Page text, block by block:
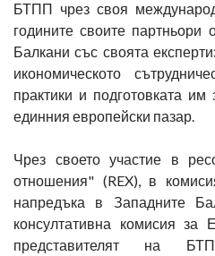
БТПП чрез своя
годините своите партньори
Балкани със своята
икономическото
практики и подготовката
единния европейски пазар.
Чрез своето участие в
отношения" (REX), в
напредъка в Западните
консултативна комисия
представителят на